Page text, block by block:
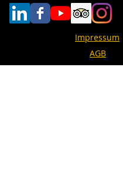
Impressum
AGB
Datenschutz